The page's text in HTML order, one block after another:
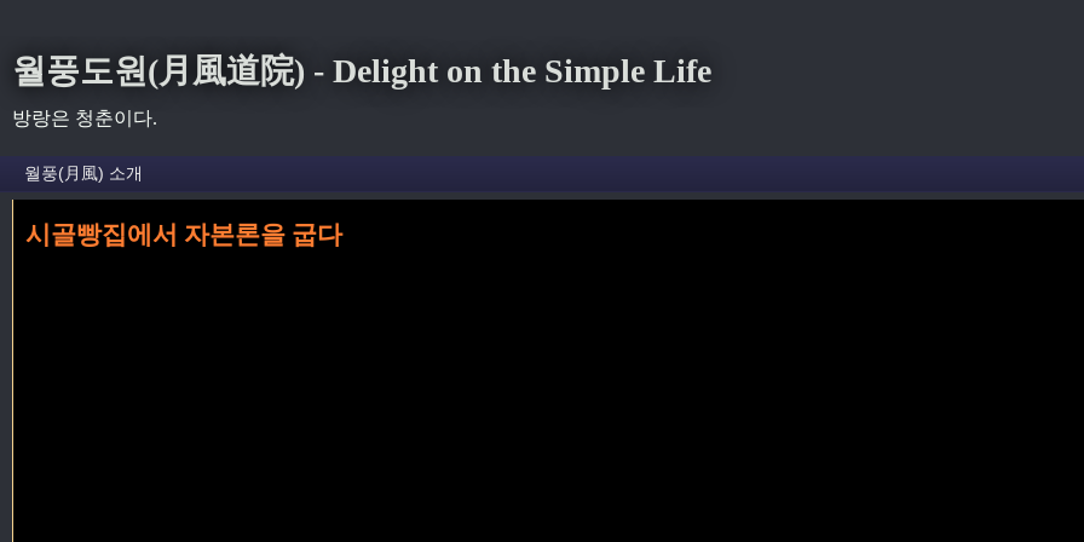
월풍도원(月風道院) - Delight on the Simple Life
방랑은 청춘이다.
홈» 경제 꼬리가 달린 글
시골빵집에서 자본론을 굽다